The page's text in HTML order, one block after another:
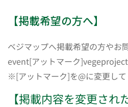
【掲載希望の方へ】
ベジマップへ掲載希望の方やお
event[アットマーク
※[アットマーク]を@に変更して
【掲載内容を変更され